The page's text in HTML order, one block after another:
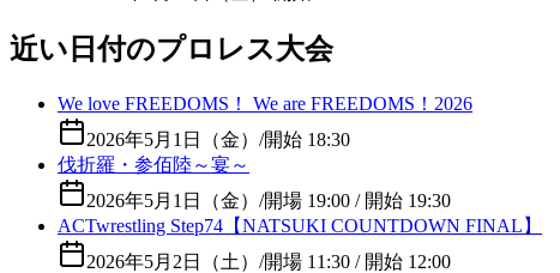
近い日付のプロレス大会
We love FREEDOMS！ We are FREEDOMS！2026
2026年5月1日（金） /開始 18:30
伐折羅・参佰陸～宴～
2026年5月1日（金） /開場 19:00 / 開始 19:30
ACTwrestling Step74【NATSUKI COUNTDOWN FINAL】
2026年5月2日（土） /開場 11:30 / 開始 12:00